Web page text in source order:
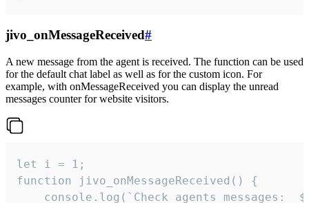
jivo_onMessageReceived#
A new message from the agent is received. The function can be used
for the default chat label as well as for the custom icon. For
example, with onMessageReceived you can display the unread
messages counter for website visitors.
let i = 1;
function jivo_onMessageReceived() {